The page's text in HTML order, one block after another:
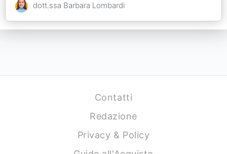
dott.ssa Barbara Lombardi
Contatti
Redazione
Privacy & Policy